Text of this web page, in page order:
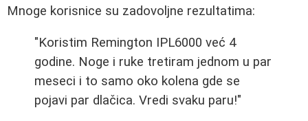
Mnoge korisnice su zadovoljne rezultatima:
"Koristim Remington IPL6000 već 4
godine. Noge i ruke tretiram jednom u par
meseci i to samo oko kolena gde se
pojavi par dlačica. Vredi svaku paru!"